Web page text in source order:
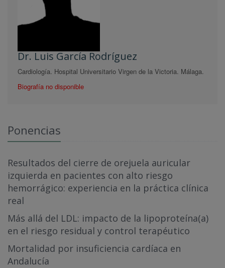
Dr. Luis García Rodríguez
Cardiología. Hospital Universitario Virgen de la Victoria. Málaga.
Biografía no disponible
Ponencias
Resultados del cierre de orejuela auricular
izquierda en pacientes con alto riesgo
hemorrágico: experiencia en la práctica clínica
real
Más allá del LDL: impacto de la lipoproteína(a)
en el riesgo residual y control terapéutico
Mortalidad por insuficiencia cardíaca en
Andalucía